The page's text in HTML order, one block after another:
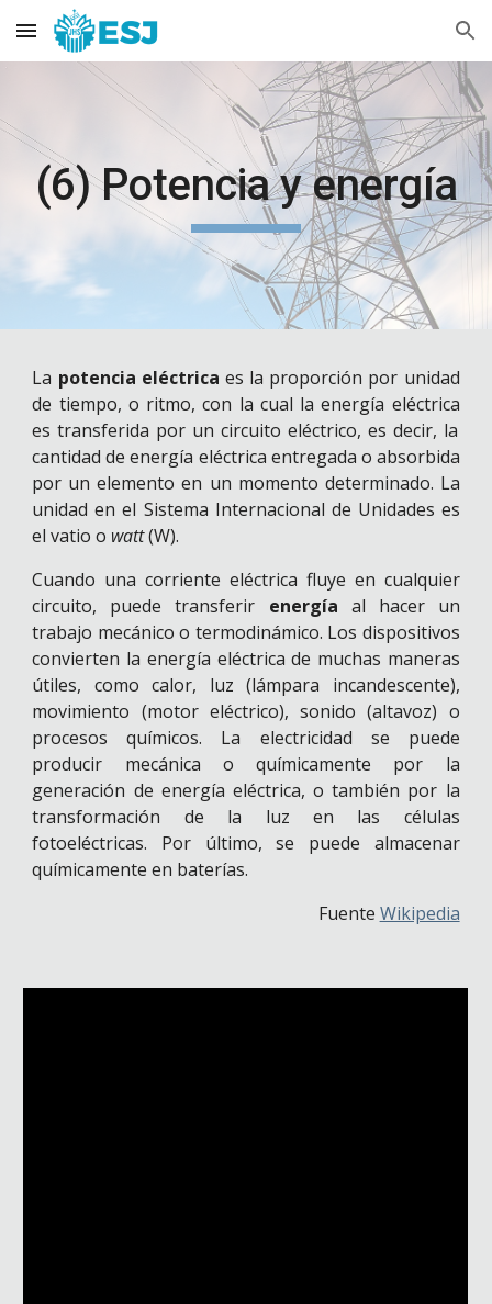
Skip to main content Skip to navigation
(6) Potencia y energía
La potencia eléctrica es la proporción por unidad
de tiempo, o ritmo, con la cual laenergía eléctrica
es transferida por uncircuito eléctrico, es decir, la
cantidad deenergía eléctrica entregada o absorbida
por un elemento en un momento determinado. La
unidad en el Sistema Internacional de Unidades es
elvatio o watt(W).
Cuando una corriente eléctrica fluye en cualquier
circuito, puede transferir energía al hacer un
trabajo mecánico o termodinámico. Los dispositivos
convierten la energía eléctrica de muchas maneras
útiles, comocalor, luz (lámpara incandescente),
movimiento (motor eléctrico),sonido (altavoz) o
procesos químicos. La electricidad se puede
producir mecánica o químicamente por la
generación de energía eléctrica, o también por la
transformación de la luz en las células
fotoeléctricas. Por último, se puede almacenar
químicamente en baterías.
Fuente Wikipedia